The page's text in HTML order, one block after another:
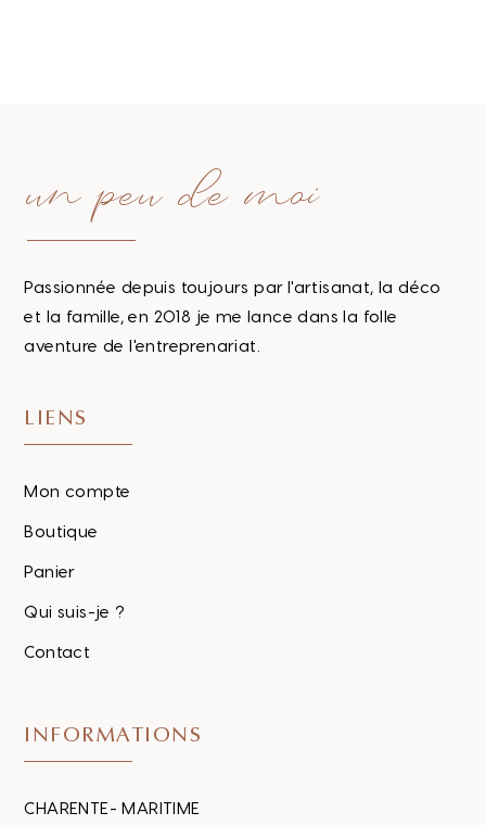
un peu de moi
Passionnée depuis toujours par l'artisanat, la déco
et la famille, en 2018 je me lance dans la folle
aventure de l'entreprenariat.
LIENS
Mon compte
Boutique
Panier
Qui suis-je ?
Contact
INFORMATIONS
CHARENTE- MARITIME